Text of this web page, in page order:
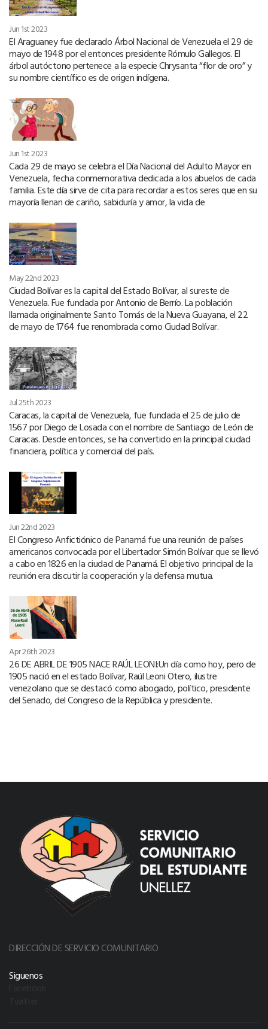
Jun 1st 2023
El Araguaney fue declarado Árbol Nacional de Venezuela el 29 de
mayo de 1948 por el entonces presidente Rómulo Gallegos. El
árbol autóctono pertenece a la especie Chrysanta “flor de oro” y
su nombre científico es de origen indígena.
Jun 1st 2023
Cada 29 de mayo se celebra el Día Nacional del Adulto Mayor en
Venezuela, fecha conmemorativa dedicada a los abuelos de cada
familia. Este día sirve de cita para recordar a estos seres que en su
mayoría llenan de cariño, sabiduría y amor, la vida de
May 22nd 2023
Ciudad Bolívar es la capital del Estado Bolívar, al sureste de
Venezuela. Fue fundada por Antonio de Berrío. La población
llamada originalmente Santo Tomás de la Nueva Guayana, el 22
de mayo de 1764 fue renombrada como Ciudad Bolívar.
Jul 25th 2023
Caracas, la capital de Venezuela, fue fundada el 25 de julio de
1567 por Diego de Losada con el nombre de Santiago de León de
Caracas. Desde entonces, se ha convertido en la principal ciudad
financiera, política y comercial del país.
Jun 22nd 2023
El Congreso Anfictiónico de Panamá fue una reunión de países
americanos convocada por el Libertador Simón Bolívar que se llevó
a cabo en 1826 en la ciudad de Panamá. El objetivo principal de la
reunión era discutir la cooperación y la defensa mutua.
Apr 26th 2023
26 DE ABRIL DE 1905 NACE RAÚL LEONI:Un día como hoy, pero de
1905 nació en el estado Bolívar, Raúl Leoni Otero, ilustre
venezolano que se destacó como abogado, político, presidente
del Senado, del Congreso de la República y presidente.
DIRECCIÓN DE SERVICIO COMUNITARIO
Siguenos